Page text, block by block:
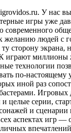
У нас
игры уже
современного
желанию людей с
сторону экрана,
играют миллионы
технологии
по-настоящему
иной раз
Игровых
целые серии,
и
аспектах игр —